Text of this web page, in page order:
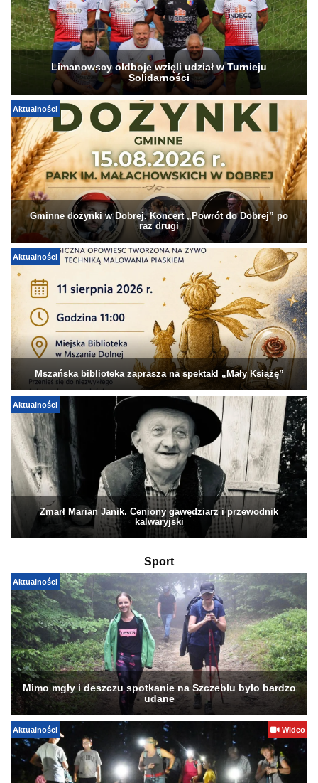
Limanowscy oldboje wzięli udział w Turnieju
Solidarności
Aktualności
Gminne dożynki w Dobrej. Koncert „Powrót do Dobrej” po
raz drugi
Aktualności
Mszańska biblioteka zaprasza na spektakl „Mały Książę”
Aktualności
Zmarł Marian Janik. Ceniony gawędziarz i przewodnik
kalwaryjski
Sport
Aktualności
Mimo mgły i deszczu spotkanie na Szczeblu było bardzo
udane
Aktualności Wideo